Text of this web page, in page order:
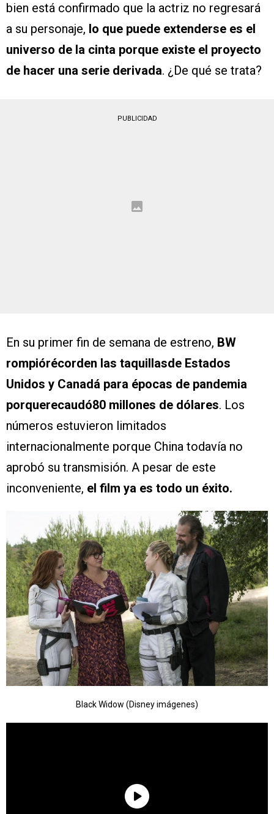
bien está confirmado que la actriz no regresará
a su personaje, lo que puede extenderse es el
universo de la cinta porque existe el proyecto
de hacer una serie derivada. ¿De qué se trata?
PUBLICIDAD
En su primer fin de semana de estreno, BW
rompiórécorden las taquillasde Estados
Unidos y Canadá para épocas de pandemia
porquerecaudó80 millones de dólares. Los
números estuvieron limitados
internacionalmente porque China todavía no
aprobó su transmisión. A pesar de este
inconveniente, el film ya es todo un éxito.
Black Widow (Disney imágenes)